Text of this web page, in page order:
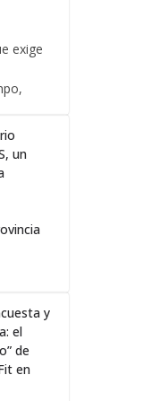
exige
un
y
el
de
en